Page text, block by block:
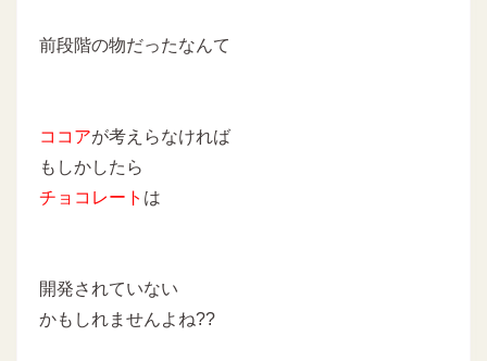
前段階の物だったなんて
ココアが考えらなければ
もしかしたら
チョコレート は
開発されていない
かもしれませんよね??